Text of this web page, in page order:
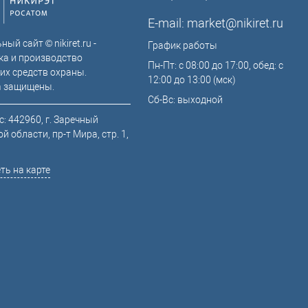
сайт © nikiret.ru -
и производство
средств охраны.
защищены.
442960, г. Заречный
области, пр-т Мира, стр. 1,
на карте
E-mail: market@nikiret.ru
График работы
Пн-Пт: с 08:00 до 17:00, обед: с
12:00 до 13:00 (мск)
Сб-Вс: выходной